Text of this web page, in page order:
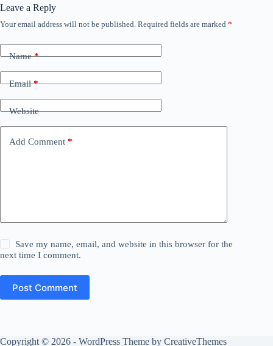
Leave a Reply
Your email address will not be published. Required fields are marked *
Name*
Email*
Website
Add Comment *
Save my name, email, and website in this browser for the
next time I comment.
Post Comment
Copyright © 2026 - WordPress Theme by CreativeThemes